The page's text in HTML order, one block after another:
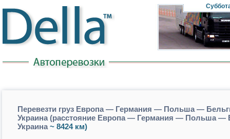
Перевезти груз Европа — Германия — Польша —
Украина (расстояние Европа — Германия —
Украина~ 8424 км)